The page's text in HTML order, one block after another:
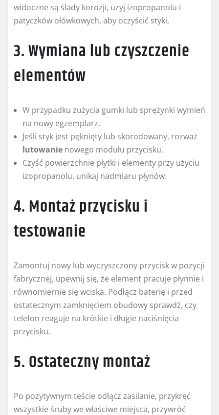
widoczne są ślady korozji, użyj izopropanolu i
patyczków ołówkowych, aby oczyścić styki.
3. Wymiana lub czyszczenie
elementów
W przypadku zużycia gumki lub sprężynki wymień
na nowy egzemplarz.
Jeśli styk jest pęknięty lub skorodowany, rozważ
lutowanie nowego modułu przycisku.
Czyść powierzchnie płytki i elementy przy użyciu
izopropanolu, unikaj nadmiaru płynów.
4. Montaż przycisku i
testowanie
Zamontuj nowy lub wyczyszczony przycisk w pozycji
fabrycznej, upewnij się, że element pracuje płynnie i
równomiernie się wciska. Podłącz baterię i przed
ostatecznym zamknięciem obudowy sprawdź, czy
telefon reaguje na krótkie i długie naciśnięcia
przycisku.
5. Ostateczny montaż
Po pozytywnym teście odłącz zasilanie, przykręć
wszystkie śruby we właściwe miejsca, przywróć